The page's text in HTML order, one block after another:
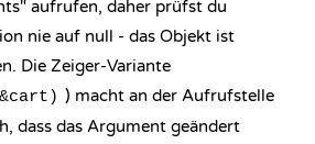
aufrufen, daher prüfst du
nie auf null - das Objekt ist
Die Zeiger-Variante
) macht an der Aufrufstelle
dass das Argument geändert